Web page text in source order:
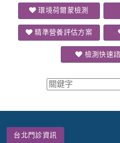
環境荷爾蒙檢測
精準營養評估方案
檢測快速
台北門診資訊